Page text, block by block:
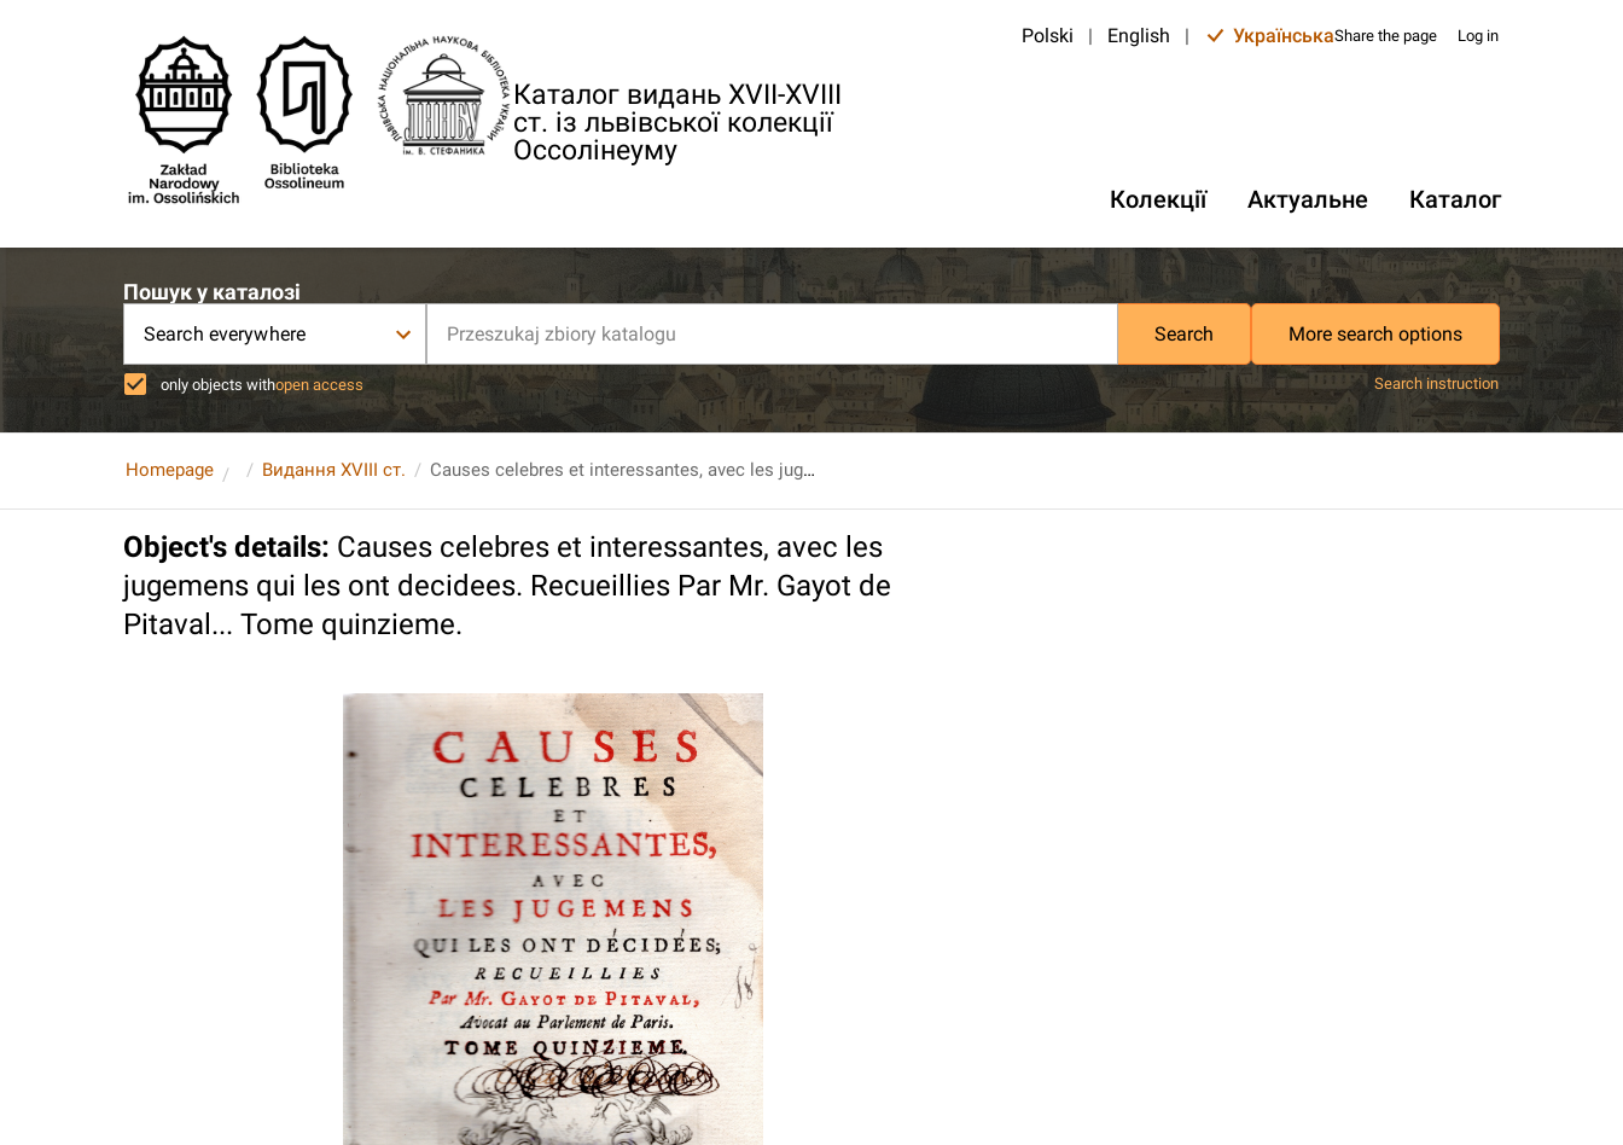
Каталог видань XVII-XVIII
ст. із львівської колекції
Оссолінеуму
Polski | English | УкраїнськаShare the page Log in
Колекції Актуальне Каталог
Пошук у каталозі
Search everywhere Search More search options
only objects withopen access Search instruction
Homepage Видання XVIII ст. Causes celebres et interessantes, avec les jugemens qui les ont decidees. Recueillies Par Mr. Gayot de Pitaval... Tome quinzieme.
Object's details: Causes celebres et interessantes, avec les
jugemens qui les ont decidees. Recueillies Par Mr. Gayot de
Pitaval... Tome quinzieme.